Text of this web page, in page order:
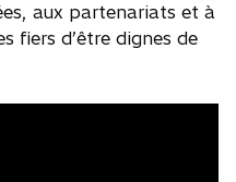
aux partenariats et à
fiers d’être dignes de